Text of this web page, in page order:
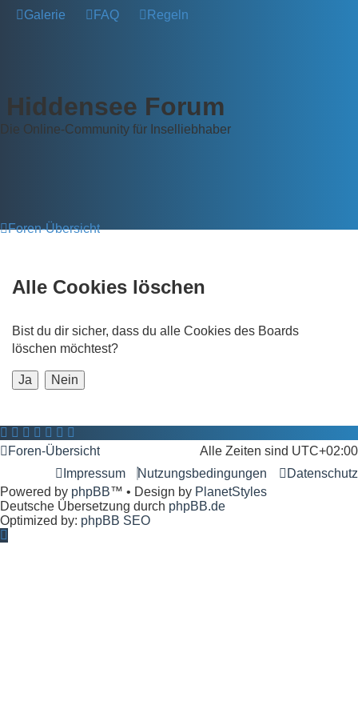
Galerie FAQ Regeln
Hiddensee Forum
Die Online-Community für Inselliebhaber
Foren-Übersicht
Alle Cookies löschen
Bist du dir sicher, dass du alle Cookies des Boards
löschen möchtest?
Foren-Übersicht Alle Zeiten sind UTC+02:00
Datenschutz
Nutzungsbedingungen
Impressum
Powered by phpBB™ • Design by PlanetStyles
Deutsche Übersetzung durch phpBB.de
Optimized by: phpBB SEO